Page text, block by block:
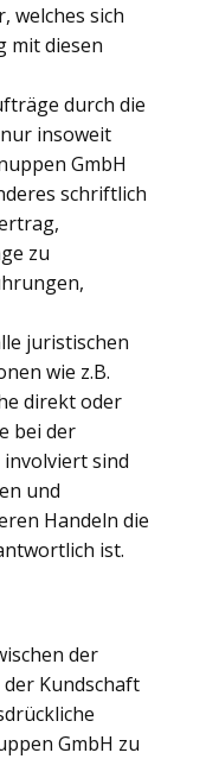
welches sich
mit diesen
durch die
nur insoweit
GmbH
schriftlich
zu
juristischen
wie z.B.
direkt oder
bei der
sind
und
Handeln die
ist.
der
Kundschaft
GmbH zu